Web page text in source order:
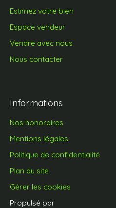
Estimez votre bien
Espace vendeur
Vendre avec nous
Nous contacter
Informations
Nos honoraires
Mentions légales
Politique de confidentialité
Plan du site
Gérer les cookies
Propulsé par